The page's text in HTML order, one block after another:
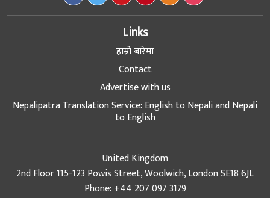
Links
हाम्रो बारेमा
Contact
Advertise with us
Nepalipatra Translation Service: English to Nepali and Nepali
to English
United Kingdom
2nd Floor 115-123 Powis Street, Woolwich, London SE18 6JL
Phone: +44 207 097 3179